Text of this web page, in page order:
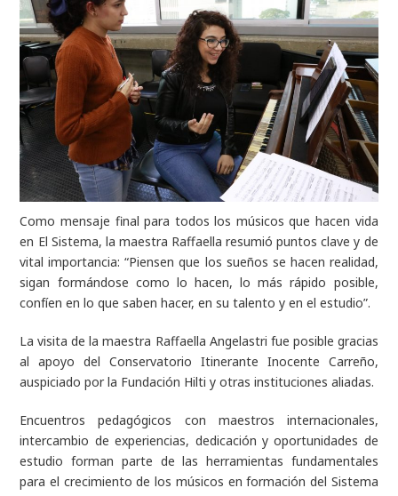
Como mensaje final para todos los músicos que hacen vida
en El Sistema, la maestra Raffaella resumió puntos clave y de
vital importancia: “Piensen que los sueños se hacen realidad,
sigan formándose como lo hacen, lo más rápido posible,
confíen en lo que saben hacer, en su talento y en el estudio”.
La visita de la maestra Raffaella Angelastri fue posible gracias
al apoyo del Conservatorio Itinerante Inocente Carreño,
auspiciado por la Fundación Hilti y otras instituciones aliadas.
Encuentros pedagógicos con maestros internacionales,
intercambio de experiencias, dedicación y oportunidades de
estudio forman parte de las herramientas fundamentales
para el crecimiento de los músicos en formación del Sistema